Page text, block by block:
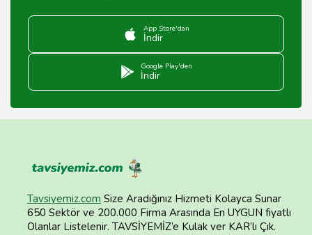
App Store'dan
İndir
Google Play'den
İndir
Tavsiyemiz.com Size Aradığınız Hizmeti Kolayca Sunar
650 Sektör ve 200.000 Firma Arasında En UYGUN fiyatlı
Olanlar Listelenir. TAVSİYEMİZ’e Kulak ver KAR’lı Çık.